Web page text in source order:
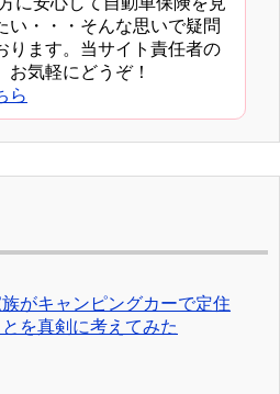
い・・・そんな思いで疑問
ります。当サイト責任者の
気軽にどうぞ！
ら
族がキャンピングカーで定住
を真剣に考えてみた